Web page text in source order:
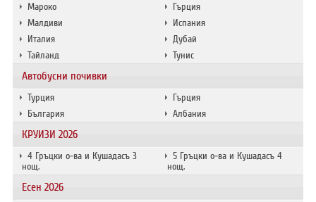
Мароко
Гърция
Малдиви
Испания
Италия
Дубай
Тайланд
Тунис
Автобусни почивки
Турция
Гърция
България
Албания
КРУИЗИ 2026
4 Гръцки о-ва и Кушадасъ 3
нощ.
5 Гръцки о-ва и Кушадасъ 4
нощ.
Есен 2026